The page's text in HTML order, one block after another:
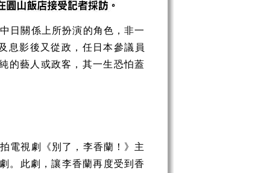
日關係上所扮演的角色，非一
息影後又從政，任日本參議員
的藝人或政客，其一生恐怕蓋
電視劇《別了，李香蘭！》主
。此劇，讓李香蘭再度受到香